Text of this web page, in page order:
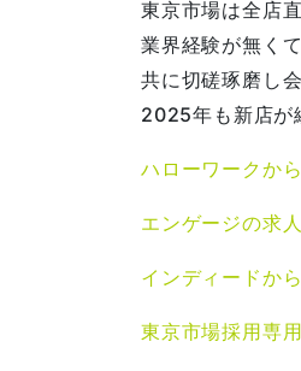
東京市場は全店
業界経験が無く
共に切磋琢磨し
2025年も新店が
ハローワークか
エンゲージの求
インディードか
東京市場採用専